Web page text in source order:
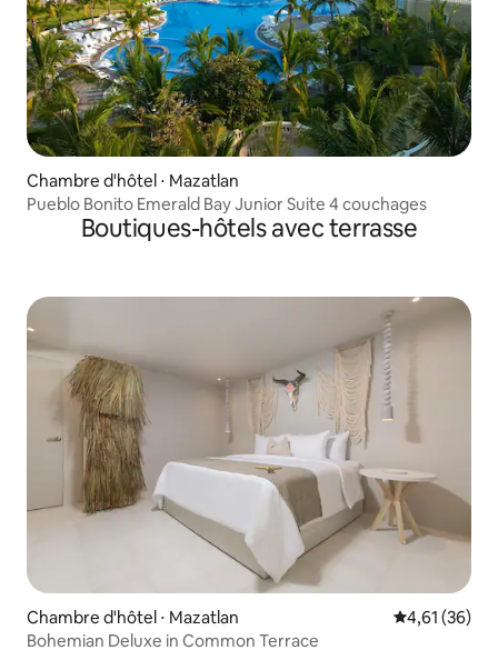
Chambre d'hôtel ⋅ Mazatlan
Pueblo Bonito Emerald Bay Junior Suite 4 couchages
Boutiques-hôtels avec terrasse
Chambre d'hôtel ⋅ Mazatlan Évaluation
4,61 (36)
Bohemian Deluxe in Common Terrace